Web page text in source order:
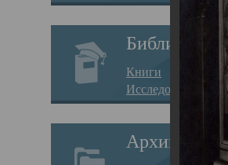
Библиотека
Книги
Исследования
Архив